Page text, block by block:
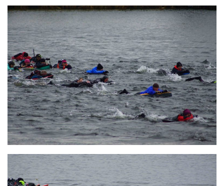
Photo
Vidéo
Peinture
NAGE
NAP / NEV
Agenda
Les Palmes du Lac
Résultats Compétitions
MATERIEL
Section Matériel
Occasions